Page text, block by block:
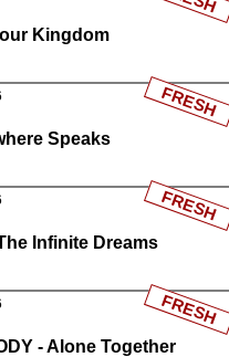
Kingdom
Speaks
FRESH
Infinite Dreams
FRESH
- Alone Together
FRESH